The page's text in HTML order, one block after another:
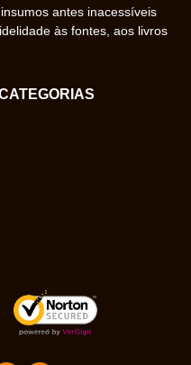
antes inacessíveis
às fontes, aos livros